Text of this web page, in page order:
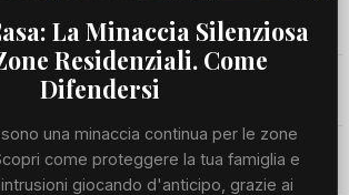
Viabilità
Meteo
La Minaccia Silenziosa
Residenziali. Come
Difendersi
una minaccia continua per le zone
come proteggere la tua famiglia e
giocando d'anticipo, grazie ai